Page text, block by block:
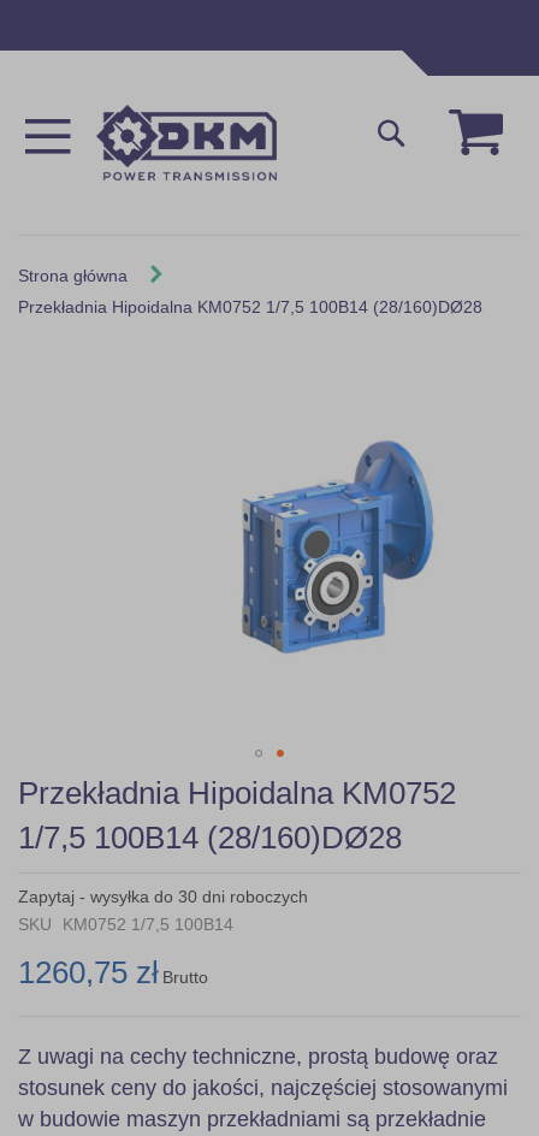
Mój
Szukaj
Strona główna
Przekładnia Hipoidalna KM0752 1/7,5 100B14 (28/160)DØ28
Skip
to
the
beginning
the
images
Przekładnia Hipoidalna KM0752
1/7,5 100B14 (28/160)DØ28
Zapytaj - wysyłka do 30 dni roboczych
SKU
KM0752 1/7,5 100B14
1260,75 zł Brutto
Z uwagi na cechy techniczne, prostą budowę oraz
stosunek ceny do jakości, najczęściej stosowanymi
w budowie maszyn przekładniami są przekładnie